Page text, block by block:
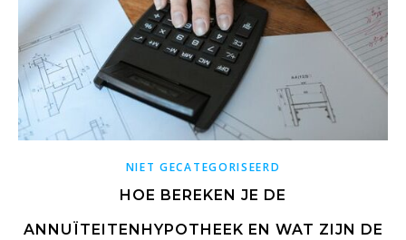
NIET GECATEGORISEERD
HOE BEREKEN JE DE
ANNUÏTEITENHYPOTHEEK EN WAT ZIJN DE